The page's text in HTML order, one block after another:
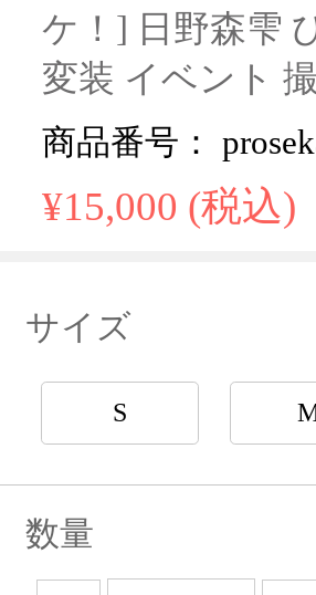
ケ！] 日野森雫
変装 イベント
商品番号：
¥15,000 (税込)
サイズ
S
数量